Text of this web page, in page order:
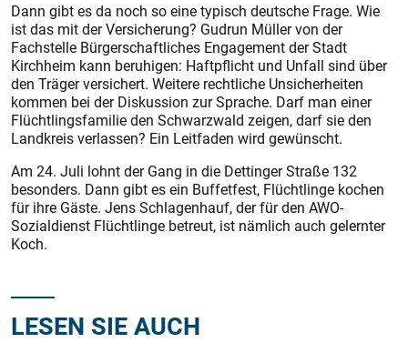
Dann gibt es da noch so eine typisch deutsche Frage. Wie
ist das mit der Versicherung? Gudrun Müller von der
Fachstelle Bürgerschaftliches Engagement der Stadt
Kirchheim kann beruhigen: Haftpflicht und Unfall sind über
den Träger versichert. Weitere rechtliche Unsicherheiten
kommen bei der Diskussion zur Sprache. Darf man einer
Flüchtlingsfamilie den Schwarzwald zeigen, darf sie den
Landkreis verlassen? Ein Leitfaden wird gewünscht.
Am 24. Juli lohnt der Gang in die Dettinger Straße 132
besonders. Dann gibt es ein Buffetfest, Flüchtlinge kochen
für ihre Gäste. Jens Schlagenhauf, der für den AWO-
Sozialdienst Flüchtlinge betreut, ist nämlich auch gelernter
Koch.
LESEN SIE AUCH